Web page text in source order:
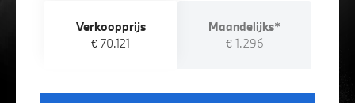
Verkoopprijs
€ 70.121
Maandelijks*
€ 1.296